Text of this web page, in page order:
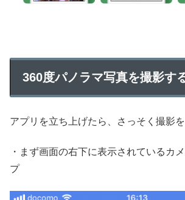
360度パノラマ写真を撮影す
アプリを立ち上げたら、さっそく撮影を
・まず画面の右下に表示されているカ
プ